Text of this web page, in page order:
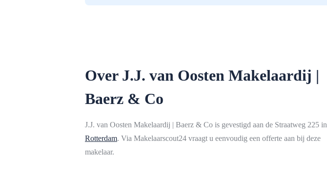
Over J.J. van Oosten Makelaardij |
Baerz & Co
J.J. van Oosten Makelaardij | Baerz & Co is gevestigd aan de Straatweg 225 in
Rotterdam. Via Makelaarscout24 vraagt u eenvoudig een offerte aan bij deze
makelaar.